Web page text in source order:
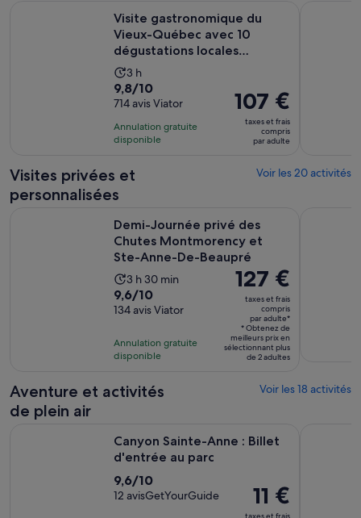
Visite gastronomique du
Vieux-Québec avec 10
dégustations locales
authentiq...
Durée
de
l’activité :
3 heures
3 h
9.8
sur
10
pour
9,8/10
714 avis Viator
Annulation gratuite
disponible
Le
prix
est
de 107 €.
adulte
107 €
taxes et frais
compris
par adulte
Visites privées et
personnalisées
Voir les 20 activités
Demi-Journée privé des
Chutes Montmorency et
Ste-Anne-De-Beaupré
Durée
de
l’activité :
et
30 minutes
3 h 30 min
9.6
sur
pour
134 avis
9,6/10
134 avis Viator
Annulation gratuite
disponible
Le
prix
est
de 127 €.
par
adulte*
127 €
taxes et frais
compris
par adulte*
* Obtenez de
meilleurs prix en
sélectionnant plus
de 2 adultes
Aventure et activités
de plein air
Voir les 18 activités
Canyon Sainte-Anne : Billet
d'entrée au parc
9.6
sur
9,6/10
12 avisGetYourGuide
Le
prix
11 €
taxes et frais